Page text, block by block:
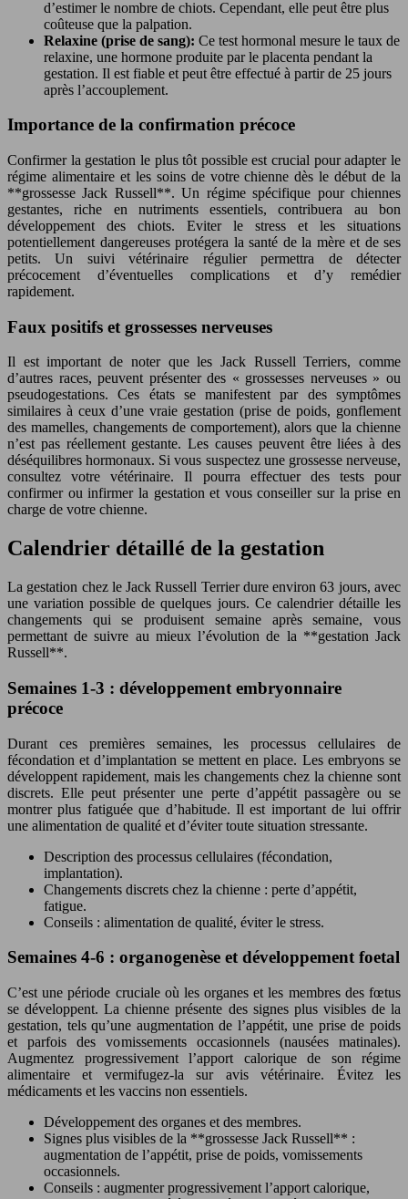
d’estimer le nombre de chiots. Cependant, elle peut être plus
coûteuse que la palpation.
Relaxine (prise de sang): Ce test hormonal mesure le taux de
relaxine, une hormone produite par le placenta pendant la
gestation. Il est fiable et peut être effectué à partir de 25 jours
après l’accouplement.
Importance de la confirmation précoce
Confirmer la gestation le plus tôt possible est crucial pour adapter le
régime alimentaire et les soins de votre chienne dès le début de la
**grossesse Jack Russell**. Un régime spécifique pour chiennes
gestantes, riche en nutriments essentiels, contribuera au bon
développement des chiots. Eviter le stress et les situations
potentiellement dangereuses protégera la santé de la mère et de ses
petits. Un suivi vétérinaire régulier permettra de détecter
précocement d’éventuelles complications et d’y remédier
rapidement.
Faux positifs et grossesses nerveuses
Il est important de noter que les Jack Russell Terriers, comme
d’autres races, peuvent présenter des « grossesses nerveuses » ou
pseudogestations. Ces états se manifestent par des symptômes
similaires à ceux d’une vraie gestation (prise de poids, gonflement
des mamelles, changements de comportement), alors que la chienne
n’est pas réellement gestante. Les causes peuvent être liées à des
déséquilibres hormonaux. Si vous suspectez une grossesse nerveuse,
consultez votre vétérinaire. Il pourra effectuer des tests pour
confirmer ou infirmer la gestation et vous conseiller sur la prise en
charge de votre chienne.
Calendrier détaillé de la gestation
La gestation chez le Jack Russell Terrier dure environ 63 jours, avec
une variation possible de quelques jours. Ce calendrier détaille les
changements qui se produisent semaine après semaine, vous
permettant de suivre au mieux l’évolution de la **gestation Jack
Russell**.
Semaines 1-3 : développement embryonnaire
précoce
Durant ces premières semaines, les processus cellulaires de
fécondation et d’implantation se mettent en place. Les embryons se
développent rapidement, mais les changements chez la chienne sont
discrets. Elle peut présenter une perte d’appétit passagère ou se
montrer plus fatiguée que d’habitude. Il est important de lui offrir
une alimentation de qualité et d’éviter toute situation stressante.
Description des processus cellulaires (fécondation,
implantation).
Changements discrets chez la chienne : perte d’appétit,
fatigue.
Conseils : alimentation de qualité, éviter le stress.
Semaines 4-6 : organogenèse et développement foetal
C’est une période cruciale où les organes et les membres des fœtus
se développent. La chienne présente des signes plus visibles de la
gestation, tels qu’une augmentation de l’appétit, une prise de poids
et parfois des vomissements occasionnels (nausées matinales).
Augmentez progressivement l’apport calorique de son régime
alimentaire et vermifugez-la sur avis vétérinaire. Évitez les
médicaments et les vaccins non essentiels.
Développement des organes et des membres.
Signes plus visibles de la **grossesse Jack Russell** :
augmentation de l’appétit, prise de poids, vomissements
occasionnels.
Conseils : augmenter progressivement l’apport calorique,